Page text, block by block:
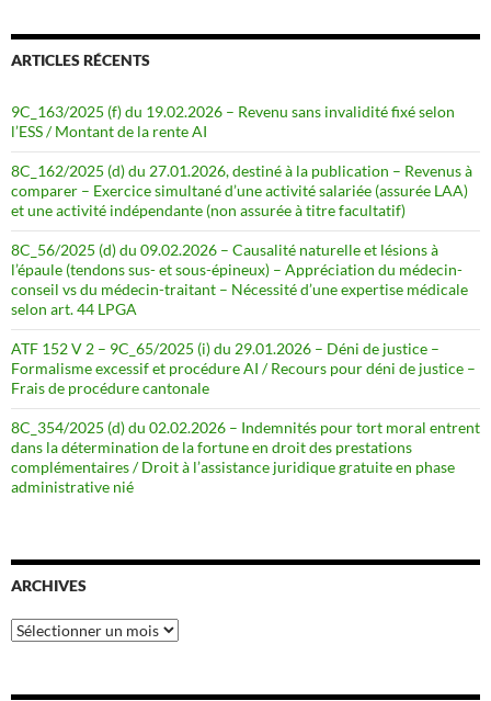
ARTICLES RÉCENTS
9C_163/2025 (f) du 19.02.2026 – Revenu sans invalidité fixé selon
l’ESS / Montant de la rente AI
8C_162/2025 (d) du 27.01.2026, destiné à la publication – Revenus à
comparer – Exercice simultané d’une activité salariée (assurée LAA)
et une activité indépendante (non assurée à titre facultatif)
8C_56/2025 (d) du 09.02.2026 – Causalité naturelle et lésions à
l’épaule (tendons sus- et sous-épineux) – Appréciation du médecin-
conseil vs du médecin-traitant – Nécessité d’une expertise médicale
selon art. 44 LPGA
ATF 152 V 2 – 9C_65/2025 (i) du 29.01.2026 – Déni de justice –
Formalisme excessif et procédure AI / Recours pour déni de justice –
Frais de procédure cantonale
8C_354/2025 (d) du 02.02.2026 – Indemnités pour tort moral entrent
dans la détermination de la fortune en droit des prestations
complémentaires / Droit à l’assistance juridique gratuite en phase
administrative nié
ARCHIVES
Archives